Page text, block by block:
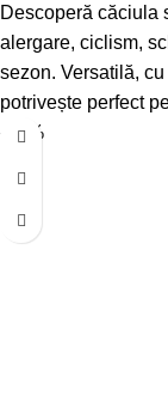
Descoperă căciula
alergare, ciclism,
sezon. Versatilă,
potrivește perfect
-17%